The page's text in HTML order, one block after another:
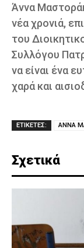
Άννα
νέα χρονιά,
του
Συλλόγου
να είναι ένα
χαρά και
ΕΤΙΚΕΤΕΣ: ΑΝΝΑ
Σχετικά